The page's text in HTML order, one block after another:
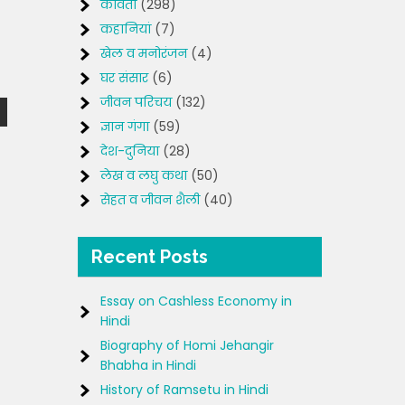
कविता(298)
कहानियां(7)
खेल व मनोरंजन(4)
घर संसार(6)
जीवन परिचय(132)
ज्ञान गंगा(59)
देश-दुनिया(28)
लेख व लघु कथा(50)
सेहत व जीवन शैली(40)
Recent Posts
Essay on Cashless Economy in
Hindi
Biography of Homi Jehangir
Bhabha in Hindi
History of Ramsetu in Hindi